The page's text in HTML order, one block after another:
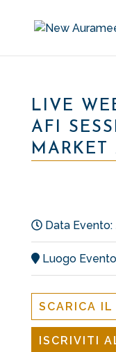
LIVE
AFI
MARKET
Data Evento:
Luogo
SCARICA IL
ISCRIVITI